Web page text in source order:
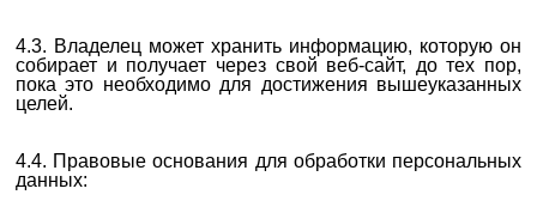
4.3. Владелец может хранить информацию, которую он
собирает и получает через свой веб-сайт, до тех пор,
пока это необходимо для достижения вышеуказанных
целей.
4.4. Правовые основания для обработки персональных
данных: